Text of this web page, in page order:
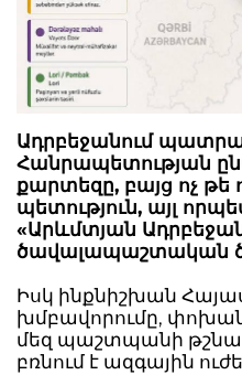
Ադրբեջանում
Հանրապետության
քարտեզը, բայց ոչ
պետություն, այլ
«Արևմտյան
ծավալապաշտական
Իսկ ինքնիշխան
խմբավորումը,
մեզ պաշտպանի
բռնում է ազգային